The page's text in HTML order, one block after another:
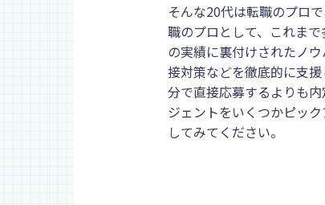
そんな20代は転職のプロ
職のプロとして、これま
の実績に裏付けされたノ
接対策などを徹底的に支
分で直接応募するよりも
ジェントをいくつかピッ
してみてください。